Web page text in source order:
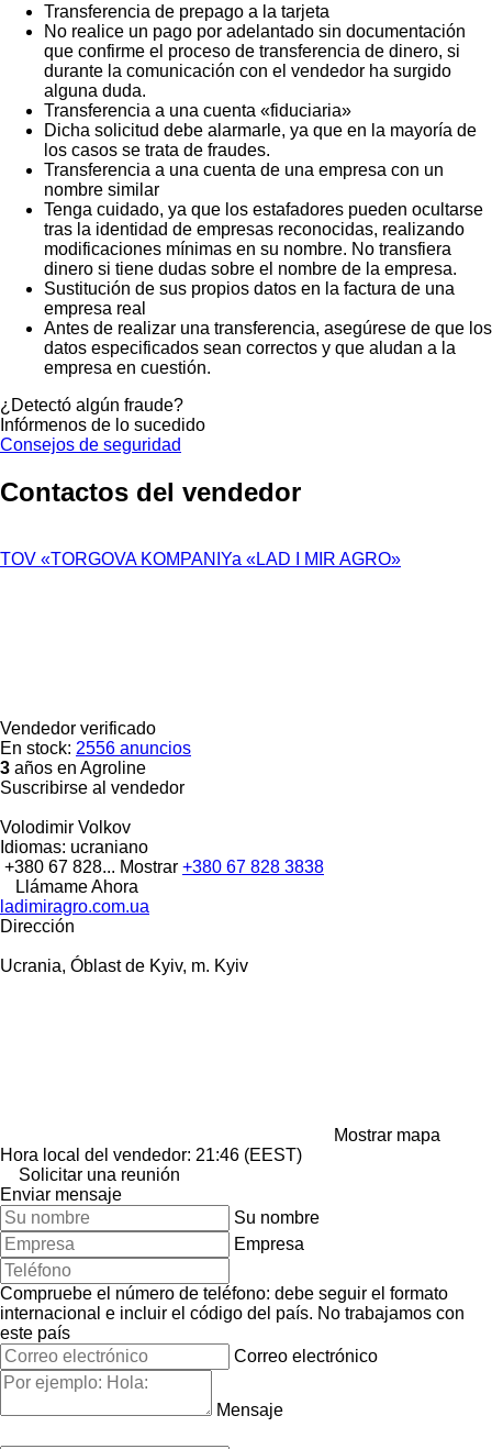
Transferencia de prepago a la tarjeta
No realice un pago por adelantado sin documentación
que confirme el proceso de transferencia de dinero, si
durante la comunicación con el vendedor ha surgido
alguna duda.
Transferencia a una cuenta «fiduciaria»
Dicha solicitud debe alarmarle, ya que en la mayoría de
los casos se trata de fraudes.
Transferencia a una cuenta de una empresa con un
nombre similar
Tenga cuidado, ya que los estafadores pueden ocultarse
tras la identidad de empresas reconocidas, realizando
modificaciones mínimas en su nombre. No transfiera
dinero si tiene dudas sobre el nombre de la empresa.
Sustitución de sus propios datos en la factura de una
empresa real
Antes de realizar una transferencia, asegúrese de que los
datos especificados sean correctos y que aludan a la
empresa en cuestión.
¿Detectó algún fraude?
Infórmenos de lo sucedido
Consejos de seguridad
Contactos del vendedor
TOV «TORGOVA KOMPANIYa «LAD I MIR AGRO»
Vendedor verificado
En stock: 2556 anuncios
3 años en Agroline
Suscribirse al vendedor
Volodimir Volkov
Idiomas: ucraniano
+380 67 828... Mostrar +380 67 828 3838
Llámame Ahora
ladimiragro.com.ua
Dirección
Ucrania, Óblast de Kyiv, m. Kyiv
Mostrar mapa
Hora local del vendedor: 21:46 (EEST)
Solicitar una reunión
Enviar mensaje
Su nombre
Empresa
Compruebe el número de teléfono: debe seguir el formato
internacional e incluir el código del país. No trabajamos con
este país
Correo electrónico
Mensaje